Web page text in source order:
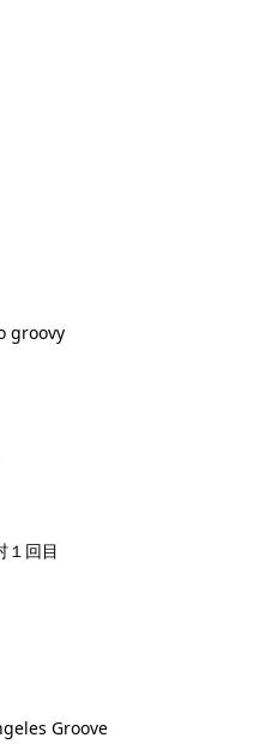
groovy
１回目
Groove